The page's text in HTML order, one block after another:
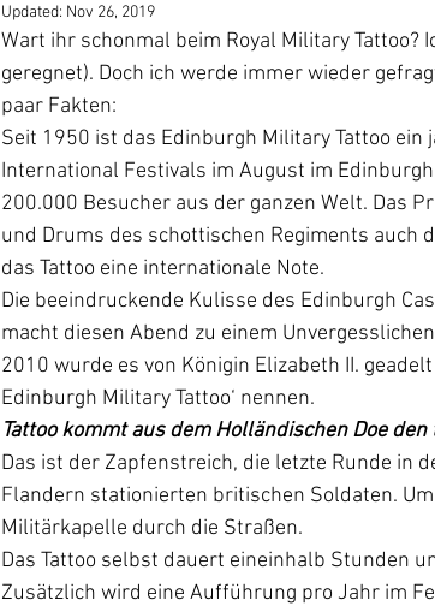
Updated: Nov 26, 2019
Wart ihr schonmal beim Royal Military Tattoo?
geregnet). Doch ich werde immer wieder
paar Fakten:
Seit 1950 ist das Edinburgh Military Tattoo
International Festivals im August im
200.000 Besucher aus der ganzen Welt. Das
und Drums des schottischen Regiments auch
das Tattoo eine internationale Note.
Die beeindruckende Kulisse des Edinburgh
macht diesen Abend zu einem
2010 wurde es von Königin Elizabeth II.
Edinburgh Military Tattoo‘ nennen.
Tattoo kommt aus dem Holländischen Doe den
Das ist der Zapfenstreich, die letzte Runde in
Flandern stationierten britischen Soldaten.
Militärkapelle durch die Straßen.
Das Tattoo selbst dauert eineinhalb Stunden
Zusätzlich wird eine Aufführung pro Jahr im